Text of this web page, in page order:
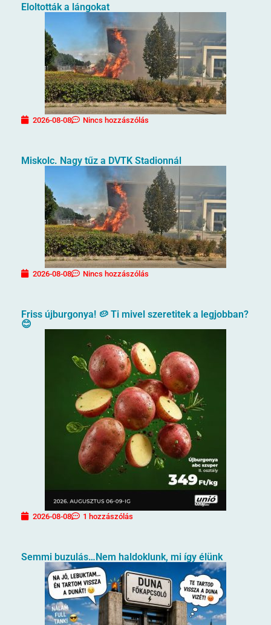
Eloltották a lángokat
2026-08-08 Nincs hozzászólás
Miskolc. Nagy tűz a DVTK Stadionnál
2026-08-08 Nincs hozzászólás
Friss újburgonya! 🥔 Ti mivel szeretitek a legjobban?
😊
2026-08-08 1 hozzászólás
Semmi buzulás…Nem haldoklunk, mi így élünk